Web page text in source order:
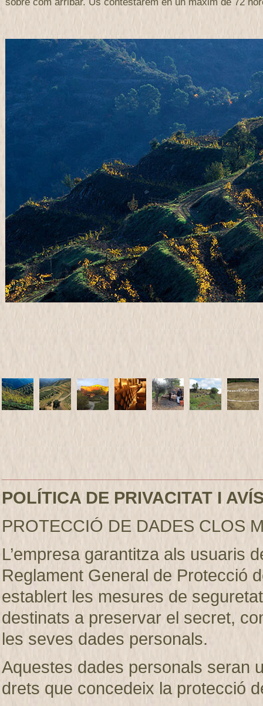
POLÍTICA DE PRIVACITAT I
PROTECCIÓ DE DADES CLOS
L’empresa garantitza als usuaris
Reglament General de Protecció
establert les mesures de
destinats a preservar el secret,
les seves dades personals.
Aquestes dades personals seran
drets que concedeix la protecció